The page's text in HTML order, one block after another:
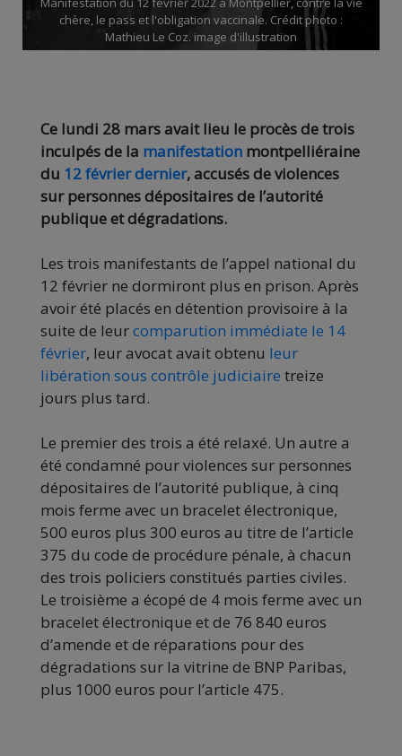
chère, le pass et l'obligation vaccinale. Crédit photo :
Mathieu Le Coz. image d'illustration
Ce lundi 28 mars avait lieu le procès de trois
inculpés de la manifestation montpelliéraine
du 12 février dernier, accusés de violences
sur personnes dépositaires de l’autorité
publique et dégradations.
Les trois manifestants de l’appel national du
12 février ne dormiront plus en prison. Après
avoir été placés en détention provisoire à la
suite de leurcomparution immédiate le 14
février, leur avocat avait obtenu leur
libération sous contrôle judiciaire treize
jours plus tard.
Le premier des trois a été relaxé. Un autre a
été condamné pour violences sur personnes
dépositaires de l’autorité publique, à cinq
mois ferme avec un bracelet électronique,
500 euros plus 300 euros au titre de l’article
375 du code de procédure pénale, à chacun
des trois policiers constitués parties civiles.
Le troisième a écopé de 4 mois ferme avec un
bracelet électronique et de 76 840 euros
d’amende et de réparations pour des
dégradations sur la vitrine de BNP Paribas,
plus 1000 euros pour l’article 475.